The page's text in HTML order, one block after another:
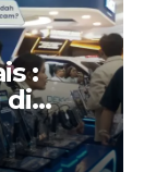
:
di
Free